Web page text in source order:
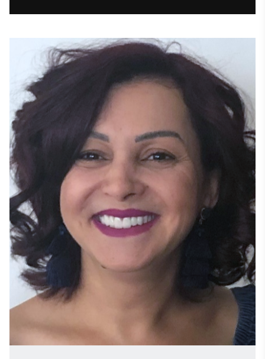
μέσα κοινωνικής δικτύωσης, τη διαφήμιση και το
προωθεί τη συνεχή ανάπτυξη των Βραβείων Stevie,
συμπεριλαμβανομένων των ετήσιων διαδικτυακών
σεμιναρίων Women|Future (πρώην Women|Future
Conference). Στο πλαίσιο των καθηκόντων της, η
Νίνα διαχειρίζεται επίσης τα αιτήματα του Τύπου
και τις αιτήσεις για συνεντεύξεις, ενώ καθοδηγεί
τους νικητές των βραβείων Stevie σχετικά με τον
τρόπο με τον οποίο μπορούν να αξιοποιήσουν
αποτελεσματικά την αναγνώρισή τους μέσω μιας
σειράς προωθητικών μέσων και εργαλείων. Η Νίνα
είναι κάτοχος πτυχίου Bachelor of Arts στη Διοίκηση
Επιχειρήσεων από το Muhlenberg College στο
Allentown της Πενσυλβανίας. Φέρνει στα βραβεία
Stevie μια ανταγωνιστική νοοτροπία και το πάθος